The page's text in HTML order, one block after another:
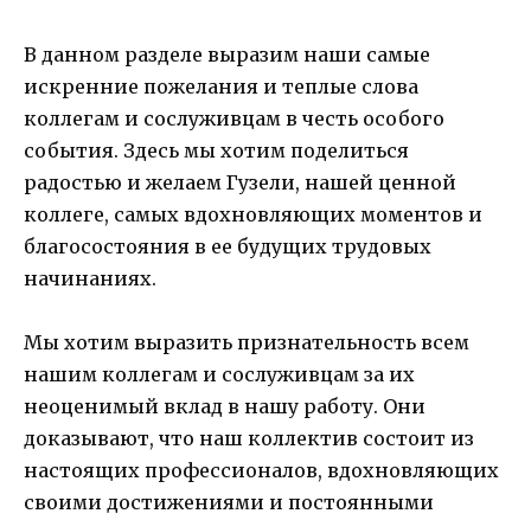
В данном разделе выразим наши самые
искренние пожелания и теплые слова
коллегам и сослуживцам в честь особого
события. Здесь мы хотим поделиться
радостью и желаем Гузели, нашей ценной
коллеге, самых вдохновляющих моментов и
благосостояния в ее будущих трудовых
начинаниях.
Мы хотим выразить признательность всем
нашим коллегам и сослуживцам за их
неоценимый вклад в нашу работу. Они
доказывают, что наш коллектив состоит из
настоящих профессионалов, вдохновляющих
своими достижениями и постоянными